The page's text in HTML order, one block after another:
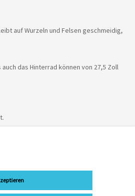
auf Wurzeln und Felsen geschmeidig,
das Hinterrad können von 27,5 Zoll